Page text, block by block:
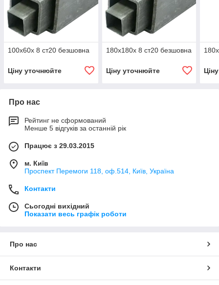
100х60х 8 ст20 безшовна
Ціну уточнюйте
180х180х 8 ст20 безшовна
Ціну уточнюйте
Про нас
Рейтинг не сформований
Менше 5 відгуків за останній рік
Працює з 29.03.2015
м. Київ
Проспект Перемоги 118, оф.514, Київ, Україна
Контакти
Сьогодні вихідний
Показати весь графік роботи
Про нас
Контакти